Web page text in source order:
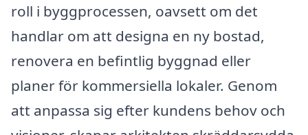
roll i byggprocessen, oavsett om det
handlar om att designa en ny bostad,
renovera en befintlig byggnad eller
planer för kommersiella lokaler. Genom
att anpassa sig efter kundens behov och